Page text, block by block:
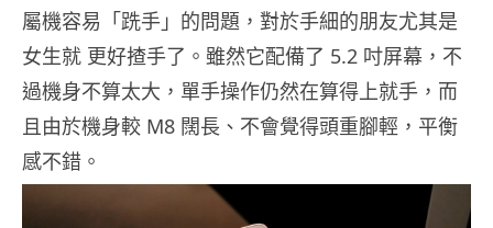
屬機容易「跣手」的問題，對於手細的朋友尤其是
女生就 更好揸手了。雖然它配備了 5.2 吋屏幕，不
過機身不算太大，單手操作仍然在算得上就手，而
且由於機身較 M8 闊長、不會覺得頭重腳輕，平衡
感不錯。